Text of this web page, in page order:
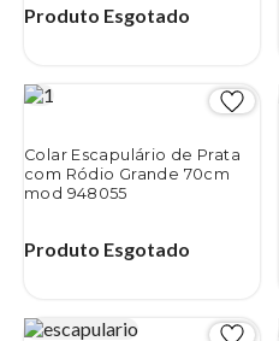
Produto Esgotado
Colar Escapulário de Prata
com Ródio Grande 70cm
mod 948055
Produto Esgotado